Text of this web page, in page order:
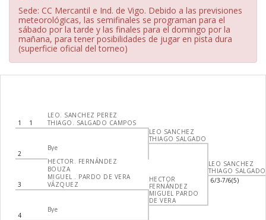
Sede: CC Mercantil e Ind. de Vigo. Debido a las previsiones
meteorológicas, las semifinales se programan para el
sábado por la tarde y las finales para el domingo por la
mañana, para tener posibilidades de jugar en pista dura
(superficie oficial del torneo)
1 1
LEO. SANCHEZ PEREZ
THIAGO. SALGADO CAMPOS
2
Bye
3
HECTOR. FERNÁNDEZ
BOUZA
MIGUEL . PARDO DE VERA
VÁZQUEZ
4
Bye
LEO SANCHEZ
THIAGO SALGADO
HECTOR
FERNÁNDEZ
MIGUEL PARDO
DE VERA
LEO SANCHEZ
THIAGO SALGADO
6/3-7/6(5)